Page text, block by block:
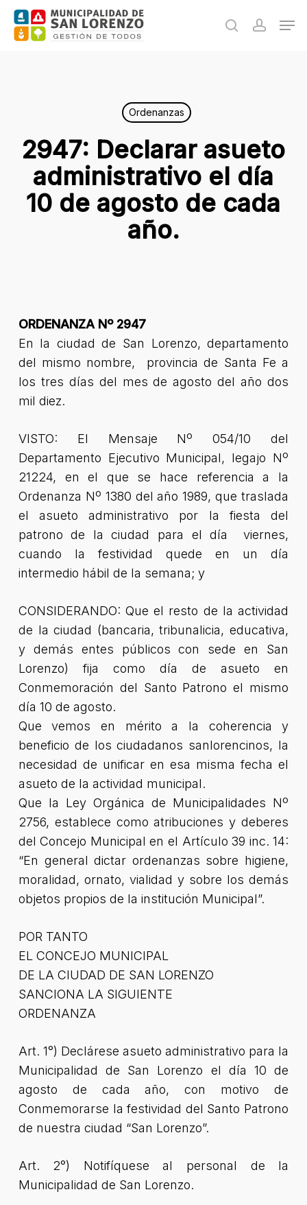
Skip
search
Ordenanzas
2947: Declarar asueto
administrativo el día
10 de agosto de cada
año.
ORDENANZA Nº 2947
En la ciudad de San Lorenzo, departamento
del mismo nombre, provincia de Santa Fe a
los tres días del mes de agosto del año dos
mil diez.
VISTO: El Mensaje Nº 054/10 del
Departamento Ejecutivo Municipal, legajo Nº
21224, en el que se hace referencia a la
Ordenanza Nº 1380 del año 1989, que traslada
el asueto administrativo por la fiesta del
patrono de la ciudad para el día viernes,
cuando la festividad quede en un día
intermedio hábil de la semana; y
CONSIDERANDO: Que el resto de la actividad
de la ciudad (bancaria, tribunalicia, educativa,
y demás entes públicos con sede en San
Lorenzo) fija como día de asueto en
Conmemoración del Santo Patrono el mismo
día 10 de agosto.
Que vemos en mérito a la coherencia y
beneficio de los ciudadanos sanlorencinos, la
necesidad de unificar en esa misma fecha el
asueto de la actividad municipal.
Que la Ley Orgánica de Municipalidades Nº
2756, establece como atribuciones y deberes
del Concejo Municipal en el Artículo 39 inc. 14:
“En general dictar ordenanzas sobre higiene,
moralidad, ornato, vialidad y sobre los demás
objetos propios de la institución Municipal”.
POR TANTO
EL CONCEJO MUNICIPAL
DE LA CIUDAD DE SAN LORENZO
SANCIONA LA SIGUIENTE
ORDENANZA
Art. 1°) Declárese asueto administrativo para la
Municipalidad de San Lorenzo el día 10 de
agosto de cada año, con motivo de
Conmemorarse la festividad del Santo Patrono
de nuestra ciudad “San Lorenzo”.
Art. 2°) Notifíquese al personal de la
Municipalidad de San Lorenzo.